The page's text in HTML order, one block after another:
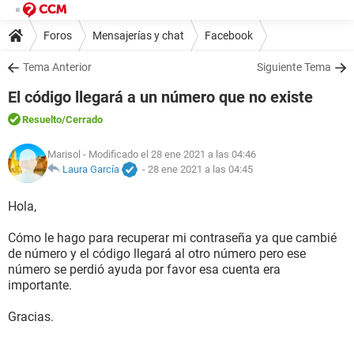
Foros Mensajerías y chat Facebook
Tema Anterior Siguiente Tema
El código llegará a un número que no existe
Resuelto/Cerrado
Marisol - Modificado el 28 ene 2021 a las 04:46
Laura García
- 28 ene 2021 a las 04:45
Hola,
Cómo le hago para recuperar mi contraseña ya que cambié
de número y el código llegará al otro número pero ese
número se perdió ayuda por favor esa cuenta era
importante.
Gracias.